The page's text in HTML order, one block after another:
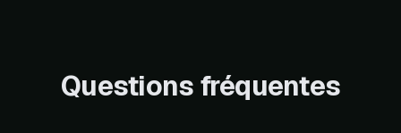
Questions fréquentes